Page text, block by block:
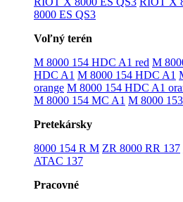
8000 ES QS3
Voľný terén
M 8000 154 HDC A1 red M
HDC A1 M 8000 154 HDC A1
orange M 8000 154 HDC A1
M 8000 154 MC A1 M 8000
Pretekársky
8000 154 R M ZR 8000 RR 137
ATAC 137
Pracovné